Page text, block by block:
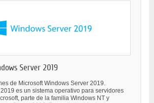
Server 2019
de Microsoft Windows Server 2019.
es un sistema operativo para servidores
parte de la familia Windows NT y